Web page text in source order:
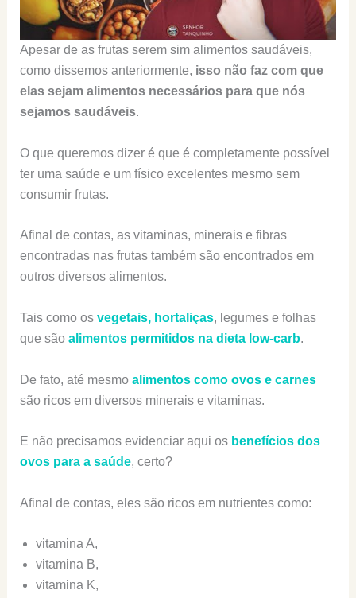
Apesar de as frutas serem sim alimentos saudáveis,
como dissemos anteriormente, isso não faz com que
elas sejam alimentos necessários para que nós
sejamos saudáveis.
O que queremos dizer é que é completamente possível
ter uma saúde e um físico excelentes mesmo sem
consumir frutas.
Afinal de contas, as vitaminas, minerais e fibras
encontradas nas frutas também são encontrados em
outros diversos alimentos.
Tais como os vegetais, hortaliças, legumes e folhas
que são alimentos permitidos na dieta low-carb.
De fato, até mesmo alimentos como ovos e carnes
são ricos em diversos minerais e vitaminas.
E não precisamos evidenciar aqui os benefícios dos
ovos para a saúde, certo?
Afinal de contas, eles são ricos em nutrientes como:
vitamina A,
vitamina B,
vitamina K,